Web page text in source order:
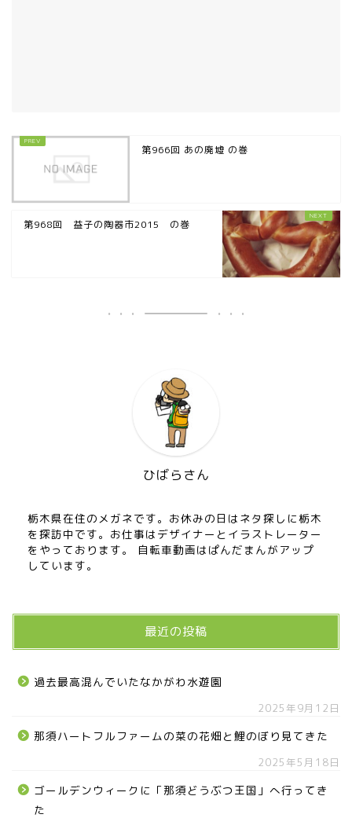
第966回 あの廃墟 の巻
第968回 益子の陶器市2015 の巻
ひばらさん
栃木県在住のメガネです。お休みの日はネタ探しに栃木
を探訪中です。お仕事はデザイナーとイラストレーター
をやっております。 自転車動画はぱんだまんがアップ
しています。
最近の投稿
過去最高混んでいたなかがわ水遊園
2025年9月12日
那須ハートフルファームの菜の花畑と鯉のぼり見てきた
2025年5月18日
ゴールデンウィークに「那須どうぶつ王国」へ行ってき
た